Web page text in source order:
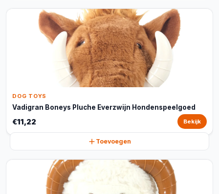
DOG TOYS
Vadigran Boneys Pluche Everzwijn Hondenspeelgoed
€11,22 Bekijk
Toevoegen